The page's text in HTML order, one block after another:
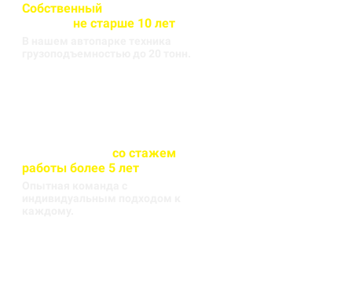
Собственный
не старше 10 лет
со стажем
работы более 5 лет